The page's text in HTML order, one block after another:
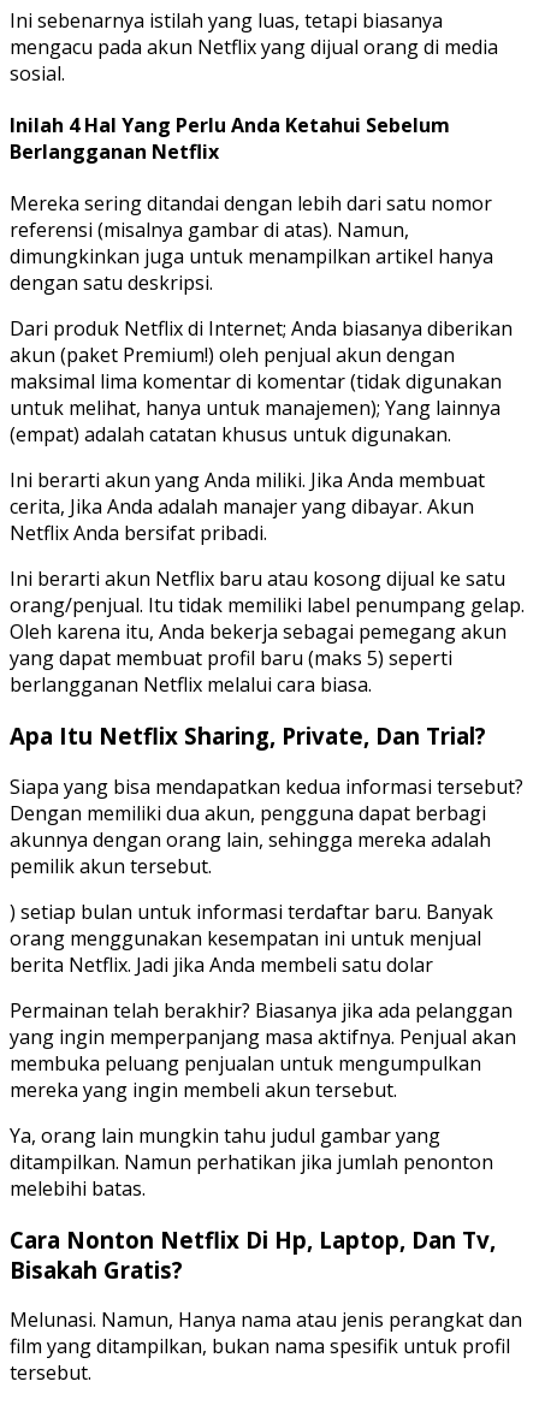
Ini sebenarnya istilah yang luas, tetapi biasanya
mengacu pada akun Netflix yang dijual orang di media
sosial.
Inilah 4 Hal Yang Perlu Anda Ketahui Sebelum
Berlangganan Netflix
Mereka sering ditandai dengan lebih dari satu nomor
referensi (misalnya gambar di atas). Namun,
dimungkinkan juga untuk menampilkan artikel hanya
dengan satu deskripsi.
Dari produk Netflix di Internet; Anda biasanya diberikan
akun (paket Premium!) oleh penjual akun dengan
maksimal lima komentar di komentar (tidak digunakan
untuk melihat, hanya untuk manajemen); Yang lainnya
(empat) adalah catatan khusus untuk digunakan.
Ini berarti akun yang Anda miliki. Jika Anda membuat
cerita, Jika Anda adalah manajer yang dibayar. Akun
Netflix Anda bersifat pribadi.
Ini berarti akun Netflix baru atau kosong dijual ke satu
orang/penjual. Itu tidak memiliki label penumpang gelap.
Oleh karena itu, Anda bekerja sebagai pemegang akun
yang dapat membuat profil baru (maks 5) seperti
berlangganan Netflix melalui cara biasa.
Apa Itu Netflix Sharing, Private, Dan Trial?
Siapa yang bisa mendapatkan kedua informasi tersebut?
Dengan memiliki dua akun, pengguna dapat berbagi
akunnya dengan orang lain, sehingga mereka adalah
pemilik akun tersebut.
) setiap bulan untuk informasi terdaftar baru. Banyak
orang menggunakan kesempatan ini untuk menjual
berita Netflix. Jadi jika Anda membeli satu dolar
Permainan telah berakhir? Biasanya jika ada pelanggan
yang ingin memperpanjang masa aktifnya. Penjual akan
membuka peluang penjualan untuk mengumpulkan
mereka yang ingin membeli akun tersebut.
Ya, orang lain mungkin tahu judul gambar yang
ditampilkan. Namun perhatikan jika jumlah penonton
melebihi batas.
Cara Nonton Netflix Di Hp, Laptop, Dan Tv,
Bisakah Gratis?
Melunasi. Namun, Hanya nama atau jenis perangkat dan
film yang ditampilkan, bukan nama spesifik untuk profil
tersebut.